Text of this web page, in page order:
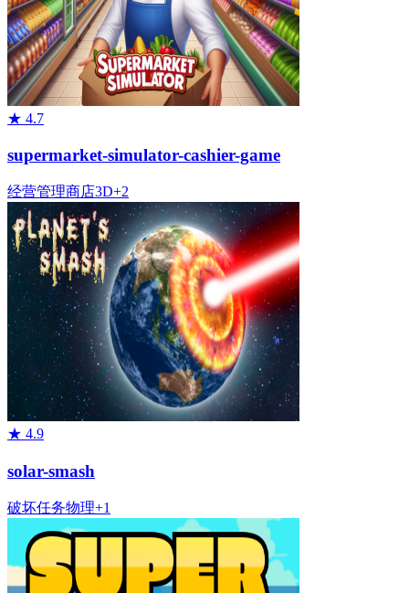
★ 4.7
supermarket-simulator-cashier-game
经营管理商店3D+2
★ 4.9
solar-smash
破坏任务物理+1